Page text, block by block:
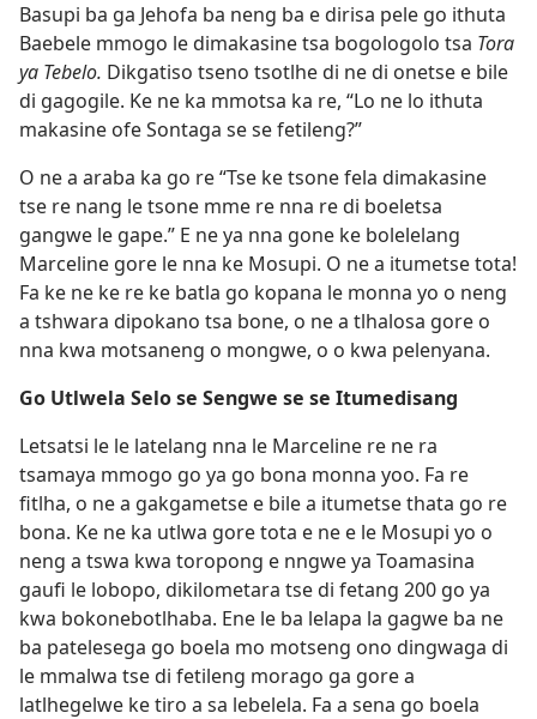
Basupi ba ga Jehofa ba neng ba e dirisa pele go ithuta
Baebele mmogo le dimakasine tsa bogologolo tsa Tora
ya Tebelo. Dikgatiso tseno tsotlhe di ne di onetse e bile
di gagogile. Ke ne ka mmotsa ka re, “Lo ne lo ithuta
makasine ofe Sontaga se se fetileng?”
O ne a araba ka go re “Tse ke tsone fela dimakasine
tse re nang le tsone mme re nna re di boeletsa
gangwe le gape.” E ne ya nna gone ke bolelelang
Marceline gore le nna ke Mosupi. O ne a itumetse tota!
Fa ke ne ke re ke batla go kopana le monna yo o neng
a tshwara dipokano tsa bone, o ne a tlhalosa gore o
nna kwa motsaneng o mongwe, o o kwa pelenyana.
Go Utlwela Selo se Sengwe se se Itumedisang
Letsatsi le le latelang nna le Marceline re ne ra
tsamaya mmogo go ya go bona monna yoo. Fa re
fitlha, o ne a gakgametse e bile a itumetse thata go re
bona. Ke ne ka utlwa gore tota e ne e le Mosupi yo o
neng a tswa kwa toropong e nngwe ya Toamasina
gaufi le lobopo, dikilometara tse di fetang 200 go ya
kwa bokonebotlhaba. Ene le ba lelapa la gagwe ba ne
ba patelesega go boela mo motseng ono dingwaga di
le mmalwa tse di fetileng morago ga gore a
latlhegelwe ke tiro a sa lebelela. Fa a sena go boela